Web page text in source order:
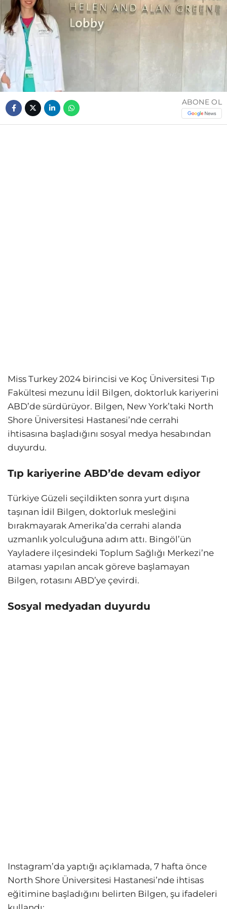
ABONE OL
Miss Turkey 2024 birincisi ve Koç Üniversitesi Tıp
Fakültesi mezunu İdil Bilgen, doktorluk kariyerini
ABD’de sürdürüyor. Bilgen, New York’taki North
Shore Üniversitesi Hastanesi’nde cerrahi
ihtisasına başladığını sosyal medya hesabından
duyurdu.
Tıp kariyerine ABD’de devam ediyor
Türkiye Güzeli seçildikten sonra yurt dışına
taşınan İdil Bilgen, doktorluk mesleğini
bırakmayarak Amerika’da cerrahi alanda
uzmanlık yolculuğuna adım attı. Bingöl’ün
Yayladere ilçesindeki Toplum Sağlığı Merkezi’ne
ataması yapılan ancak göreve başlamayan
Bilgen, rotasını ABD’ye çevirdi.
Sosyal medyadan duyurdu
Instagram’da yaptığı açıklamada, 7 hafta önce
North Shore Üniversitesi Hastanesi’nde ihtisas
eğitimine başladığını belirten Bilgen, şu ifadeleri